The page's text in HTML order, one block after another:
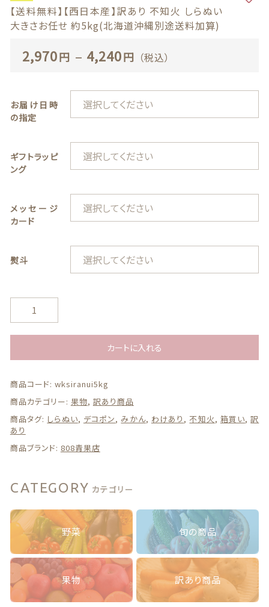
【送料無料】【西日本産】訳あり 不知火 しらぬい
大きさお任せ 約5kg(北海道沖縄別途送料加算)
2,970円 – 4,240円 （税込）
お届け日時
の指定
ギフトラッピ
ング
メッセージ
カード
熨斗
料
無
【西
本
産】
あ
り
不
し
ぬ
い
き
さ
お
任
せ
カートに入れる
商品コード: wksiranui5kg
商品カテゴリー: 果物, 訳あり商品
商品タグ: しらぬい, デコポン, みかん, わけあり ,不知火, 箱買い,訳
あり
商品ブランド: 808青果店
CATEGORY カテゴリー
野菜 旬の商品
果物 訳あり商品
最近チェックした商品
当店について
よくある質問
プライバシーポリシー
特定商取引法に基づく表記
お問い合わせ
808青果店 公式YouTube
© 2021 株式会社YAOHACHI